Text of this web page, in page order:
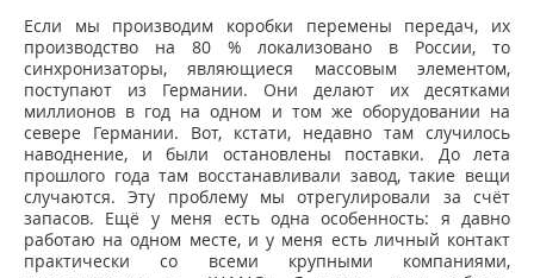
Если мы производим коробки перемены передач, их
производство на 80 % локализовано в России, то
синхронизаторы, являющиеся массовым элементом,
поступают из Германии. Они делают их десятками
миллионов в год на одном и том же оборудовании на
севере Германии. Вот, кстати, недавно там случилось
наводнение, и были остановлены поставки. До лета
прошлого года там восстанавливали завод, такие вещи
случаются. Эту проблему мы отрегулировали за счёт
запасов. Ещё у меня есть одна особенность: я давно
работаю на одном месте, и у меня есть личный контакт
практически со всеми крупными компаниями,